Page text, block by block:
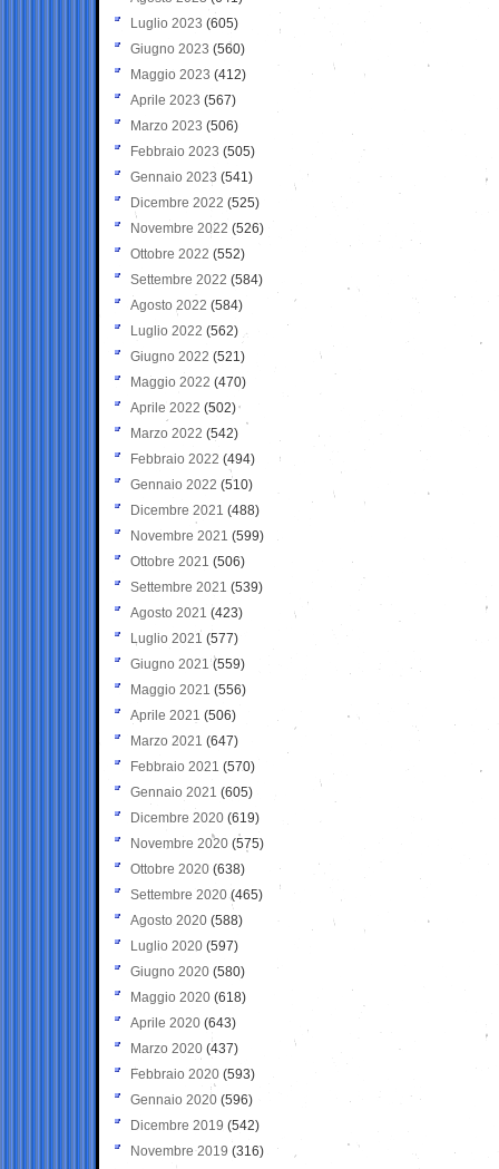
Luglio 2023 (605)
Giugno 2023 (560)
Maggio 2023 (412)
Aprile 2023 (567)
Marzo 2023 (506)
Febbraio 2023 (505)
Gennaio 2023 (541)
Dicembre 2022 (525)
Novembre 2022 (526)
Ottobre 2022 (552)
Settembre 2022 (584)
Agosto 2022 (584)
Luglio 2022 (562)
Giugno 2022 (521)
Maggio 2022 (470)
Aprile 2022 (502)
Marzo 2022 (542)
Febbraio 2022 (494)
Gennaio 2022 (510)
Dicembre 2021 (488)
Novembre 2021 (599)
Ottobre 2021 (506)
Settembre 2021 (539)
Agosto 2021 (423)
Luglio 2021 (577)
Giugno 2021(559)
Maggio 2021 (556)
Aprile 2021 (506)
Marzo 2021 (647)
Febbraio 2021 (570)
Gennaio 2021 (605)
Dicembre 2020 (619)
Novembre 2020 (575)
Ottobre 2020 (638)
Settembre 2020(465)
Agosto 2020 (588)
Luglio 2020 (597)
Giugno 2020 (580)
Maggio 2020 (618)
Aprile 2020 (643)
Marzo 2020 (437)
Febbraio 2020 (593)
Gennaio 2020 (596)
Dicembre 2019 (542)
Novembre 2019 (316)